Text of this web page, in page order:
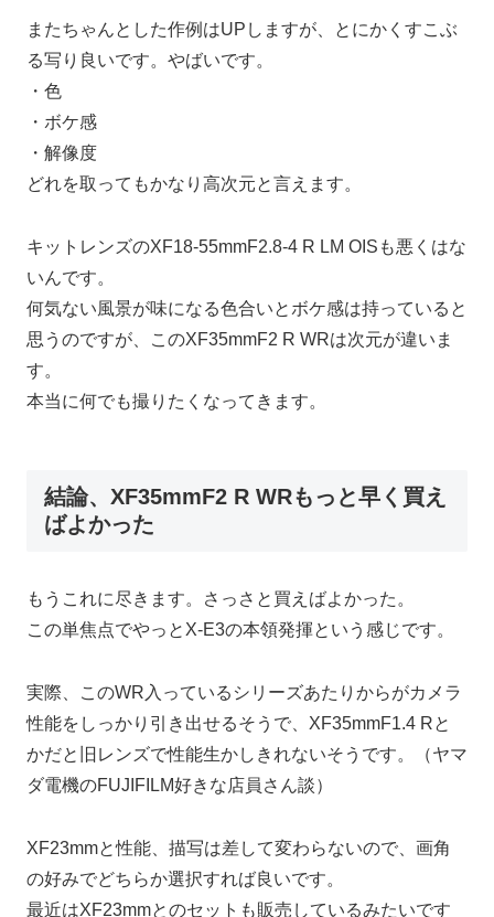
またちゃんとした作例はUPしますが、とにかくすこぶ
る写り良いです。やばいです。
・色
・ボケ感
・解像度
どれを取ってもかなり高次元と言えます。
キットレンズのXF18-55mmF2.8-4 R LM OISも悪くはな
いんです。
何気ない風景が味になる色合いとボケ感は持っていると
思うのですが、このXF35mmF2 R WRは次元が違いま
す。
本当に何でも撮りたくなってきます。
結論、XF35mmF2 R WRもっと早く買え
ばよかった
もうこれに尽きます。さっさと買えばよかった。
この単焦点でやっとX-E3の本領発揮という感じです。
実際、このWR入っているシリーズあたりからがカメラ
性能をしっかり引き出せるそうで、XF35mmF1.4 Rと
かだと旧レンズで性能生かしきれないそうです。（ヤマ
ダ電機のFUJIFILM好きな店員さん談）
XF23mmと性能、描写は差して変わらないので、画角
の好みでどちらか選択すれば良いです。
最近はXF23mmとのセットも販売しているみたいです